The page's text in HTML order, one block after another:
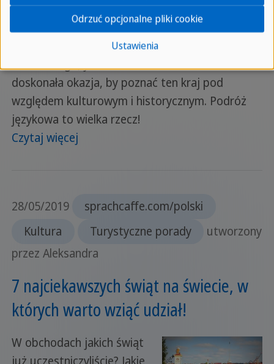
Niemczech, warto mieć na
uwadze fakt, że oprócz
niemieckiego, jest to
doskonała okazja, by poznać ten kraj pod
względem kulturowym i historycznym. Podróż
językowa to wielka rzecz!
Czytaj więcej
28/05/2019
sprachcaffe.com/polski
Kultura
Turystyczne porady
utworzony
przez Aleksandra
7 najciekawszych świąt na świecie, w
których warto wziąć udział!
W obchodach jakich świąt
już uczestniczyliście? Jakie
Ustawienia
Odrzuć opcjonalne pliki cookie